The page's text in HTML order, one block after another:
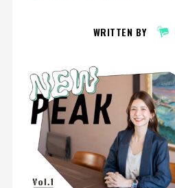
WRITTEN BY